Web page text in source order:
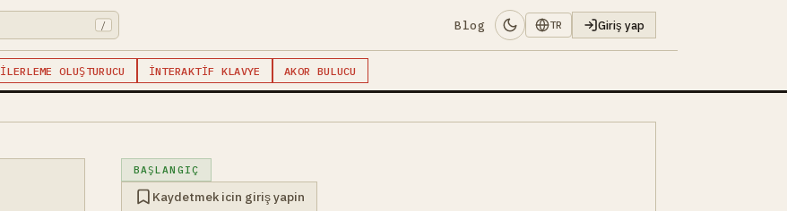
/ Blog TR Giriş yap
İLERLEME OLUŞTURUCU İNTERAKTIF KLAVYE AKOR BULUCU
BAŞLANGIÇ
Kaydetmek icin giriş yapin